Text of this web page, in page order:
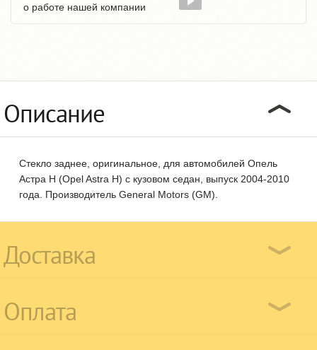
о работе нашей компании
Описание
Стекло заднее, оригинальное, для автомобилей Опель
Астра Н (Opel Astra H) с кузовом седан, выпуск 2004-2010
года. Производитель General Motors (GM).
Доставка
Оплата